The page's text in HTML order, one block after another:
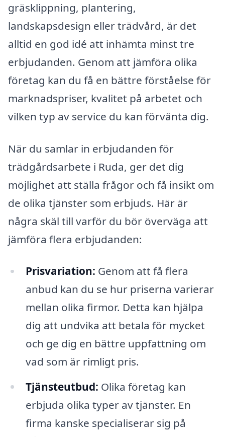
gräsklippning, plantering,
landskapsdesign eller trädvård, är det
alltid en god idé att inhämta minst tre
erbjudanden. Genom att jämföra olika
företag kan du få en bättre förståelse för
marknadspriser, kvalitet på arbetet och
vilken typ av service du kan förvänta dig.
När du samlar in erbjudanden för
trädgårdsarbete i Ruda, ger det dig
möjlighet att ställa frågor och få insikt om
de olika tjänster som erbjuds. Här är
några skäl till varför du bör överväga att
jämföra flera erbjudanden:
Prisvariation: Genom att få flera
anbud kan du se hur priserna varierar
mellan olika firmor. Detta kan hjälpa
dig att undvika att betala för mycket
och ge dig en bättre uppfattning om
vad som är rimligt pris.
Tjänsteutbud: Olika företag kan
erbjuda olika typer av tjänster. En
firma kanske specialiserar sig på